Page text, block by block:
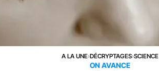
A LA UNE›DÉCRYPTAGES›SCIENCE
ON AVANCE